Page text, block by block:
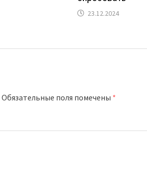
23.12.2024
Обязательные поля помечены *